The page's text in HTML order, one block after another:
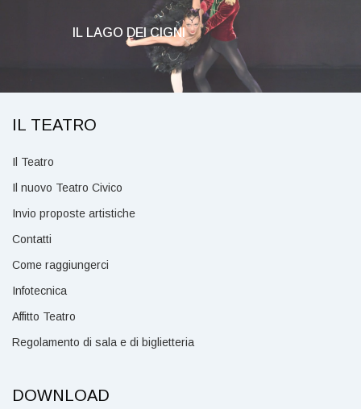
IL LAGO DEI CIGNI
IL TEATRO
Il Teatro
Il nuovo Teatro Civico
Invio proposte artistiche
Contatti
Come raggiungerci
Infotecnica
Affitto Teatro
Regolamento di sala e di biglietteria
DOWNLOAD